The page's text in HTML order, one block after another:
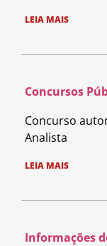
LEIA MAIS
Concursos
Concurso
Analista
LEIA MAIS
Informações